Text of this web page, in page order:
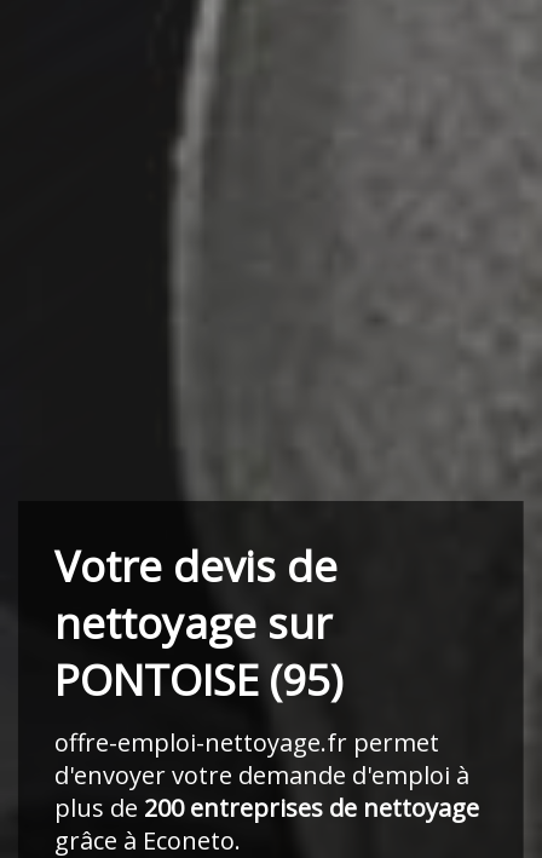
Votre devis de
nettoyage sur
PONTOISE (95)
offre-emploi-nettoyage.frpermet
d'envoyer votre demande d'emploi à
plus de 200 entreprises de nettoyage
grâce à Econeto.